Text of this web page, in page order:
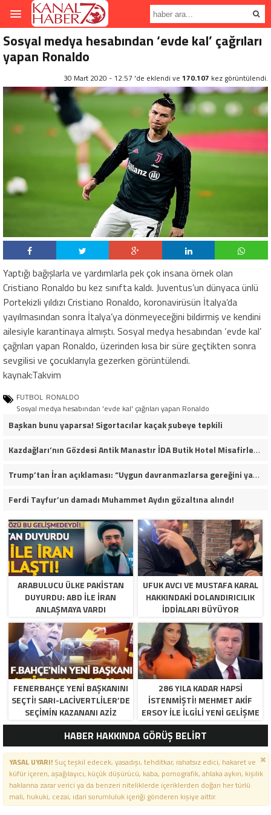
Sosyal medya hesabından ‘evde kal’ çağrıları
yapan Ronaldo
30 Mart 2020 - 12:57 'de eklendi ve 170.107 kez görüntülendi.
Yaptığı bağışlarla ve yardımlarla pek çok insana örnek olan
Cristiano Ronaldo bu kez sınıfta kaldı. Juventus’un dünyaca ünlü
Portekizli yıldızı Cristiano Ronaldo, koronavirüsün İtalya’da
yayılmasından sonra İtalya’ya dönmeyeceğini bildirmiş ve kendini
ailesiyle karantinaya almıştı. Sosyal medya hesabından ‘evde kal’
çağrıları yapan Ronaldo, üzerinden kısa bir süre geçtikten sonra
sevgilisi ve çocuklarıyla gezerken görüntülendi.
kaynak:Takvim
FUTBOL RONALDO
Sosyal medya hesabından 'evde kal' çağrıları yapan Ronaldo
Başkan bunu yaparsa! Sigortacılar kaçak şubeye tepkili
Kazdağları’nın Gözdesi Antik Manastır İDA Butik Hotel Misafirlerinden Tam Not Alıyor
Trump’tan İran açıklaması: “Uygun davranmazlarsa gereğini yaparım”
Ferdi Tayfur’un damadı Muhammet Aydın gözaltına alındı!
ARABULUCU ÜLKE PAKISTAN
DUYURDU: ABD ILE İRAN
ANLAŞMAYA VARDI
UFUK AVCI VE MUSTAFA KARAL
HAKKINDAKI DOLANDIRICILIK
İDDIALARI BÜYÜYOR
FENERBAHÇE YENI BAŞKANINI
SEÇTI! SARI-LACIVERTLILER’DE
SEÇIMIN KAZANANI AZIZ
YILDIRIM OLDU
286 YILA KADAR HAPSI
ISTENMIŞTI! MEHMET AKIF
ERSOY ILE ILGILI YENI GELIŞME
HABER HAKKINDA GÖRÜŞ BELİRT
YASAL UYARI!Suç teşkil edecek, yasadışı, tehditkar, rahatsız edici, hakaret ve
küfür içeren, aşağılayıcı, küçük düşürücü, kaba, pornografik, ahlaka aykırı, kişilik
haklarına zarar verici ya da benzeri niteliklerde içeriklerden doğan her türlü
mali, hukuki, cezai, idari sorumluluk içeriği gönderen kişiye aittir.